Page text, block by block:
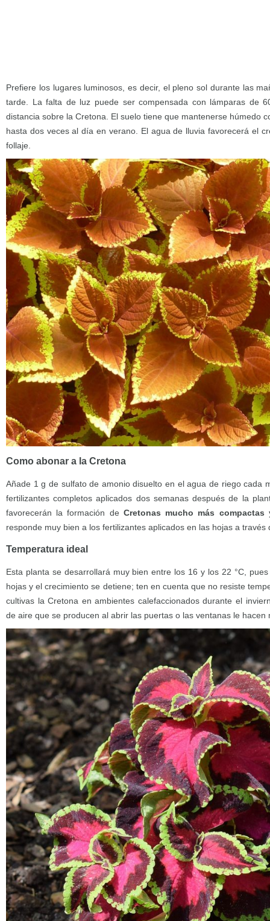
Prefiere los lugares luminosos, es decir, el pleno sol durante las
tarde. La falta de luz puede ser compensada con lámparas de
distancia sobre la Cretona. El suelo tiene que mantenerse húmedo
hasta dos veces al día en verano. El agua de lluvia favorecerá el
follaje.
Como abonar a la Cretona
Añade 1 g de sulfato de amonio disuelto en el agua de riego cada
fertilizantes completos aplicados dos semanas después de la
favorecerán la formación de Cretonas mucho más
responde muy bien a los fertilizantes aplicados en las hojas a través
Temperatura ideal
Esta planta se desarrollará muy bien entre los 16 y los 22 °C,
hojas y el crecimiento se detiene; ten en cuenta que no resiste
cultivas la Cretona en ambientes calefaccionados durante el
de aire que se producen al abrir las puertas o las ventanas le hacen